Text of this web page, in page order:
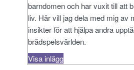
barndomen och har vuxit till att
liv. Här vill jag dela med mig av
insikter för att hjälpa andra
brädspelsvärlden.
Visa inlägg